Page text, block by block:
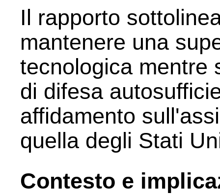
Il rapporto
mantenere una
tecnologica mentre
di difesa
affidamento
quella degli Stati
Contesto e